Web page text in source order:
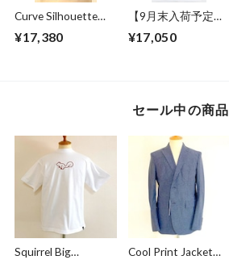
Curve Silhouette
Slacks Pants Black
Stripe
¥17,380
【9月末入荷予定】
Sweat Wide Easy
Pants Gray
¥17,050
セール中の商品
Squirrel Big
Cool Print Jacket